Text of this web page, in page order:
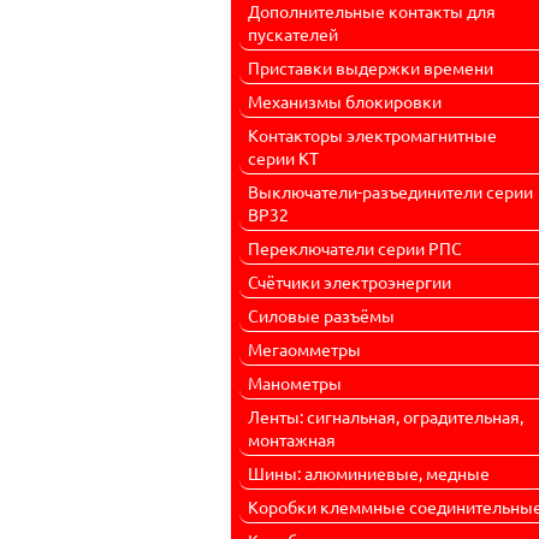
Дополнительные контакты для
пускателей
Приставки выдержки времени
Механизмы блокировки
Контакторы электромагнитные
серии КТ
Выключатели-разъединители серии
ВР32
Переключатели серии РПС
Счётчики электроэнергии
Силовые разъёмы
Мегаомметры
Манометры
Ленты: сигнальная, оградительная,
монтажная
Шины: алюминиевые, медные
Коробки клеммные